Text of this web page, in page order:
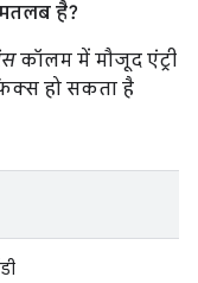
है?
कॉलम में मौजूद एंट्री
हो सकता है